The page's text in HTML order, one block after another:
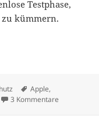
Testphase,
kümmern.
Mobile Me
Schlagwörter
Apple,
3 Kommentare